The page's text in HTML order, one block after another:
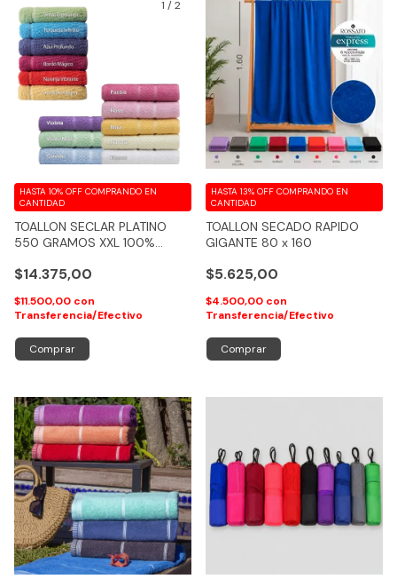
1 /2
TOALLON SECLAR PLATINO
550 GRAMOS XXL 100%
$14.375,00
HASTA 10% OFF COMPRANDO EN
CANTIDAD
$11.500,00 con
Transferencia/Efectivo
Comprar
TOALLON SECADO RAPIDO
GIGANTE 80 x 160
$5.625,00
HASTA 13% OFF COMPRANDO EN
CANTIDAD
$4.500,00 con
Transferencia/Efectivo